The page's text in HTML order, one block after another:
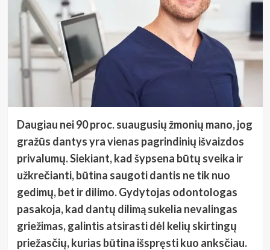
Daugiau nei 90 proc. suaugusių žmonių mano, jog
gražūs dantys yra vienas pagrindinių išvaizdos
privalumų. Siekiant, kad šypsena būtų sveika ir
užkrečianti, būtina saugoti dantis ne tik nuo
gedimų, bet ir dilimo. Gydytojas odontologas
pasakoja, kad dantų dilimą sukelia nevalingas
griežimas, galintis atsirasti dėl kelių skirtingų
priežasčių, kurias būtina išspręsti kuo anksčiau.